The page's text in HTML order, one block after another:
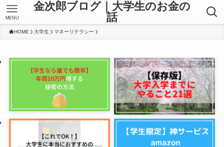
金次郎ブログ｜大学生のお金の
話
MENU
HOME 大学生 マネーリテラシー